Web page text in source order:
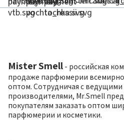
Mister Smell - российская
продаже парфюмерии всемирно
оптом. Сотрудничая с ведущими
производителями, Mr.Smell
покупателям заказать оптом
парфюмерии и косметики.